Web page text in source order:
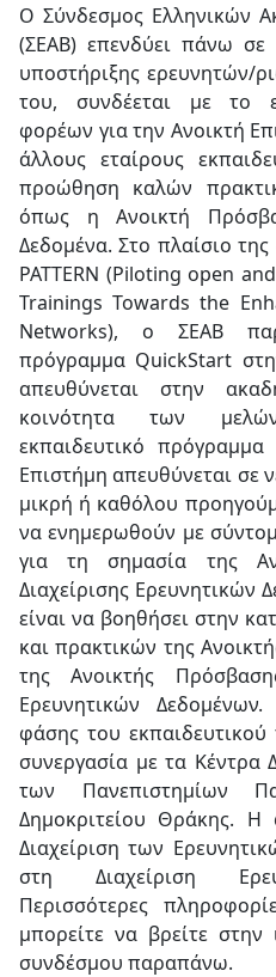
Ο Σύνδεσμος Ελληνικών
(ΣΕΑΒ) επενδύει πάνω σε
υποστήριξης ερευνητών/
του, συνδέεται με το
φορέων για την Ανοικτή
άλλους εταίρους
προώθηση καλών
όπως η Ανοικτή
Δεδομένα. Στο πλαίσιο
PATTERN (Piloting open
Trainings Towards the
Networks), ο ΣΕΑΒ
πρόγραμμα QuickStart
απευθύνεται στην
κοινότητα των
εκπαιδευτικό
Επιστήμη απευθύνεται σε
μικρή ή καθόλου
να ενημερωθούν με
για τη σημασία της
Διαχείρισης Ερευνητικών
είναι να βοηθήσει στην
και πρακτικών της
της Ανοικτής
Ερευνητικών
φάσης του εκπαιδευτικού
συνεργασία με τα Κέντρα
των Πανεπιστημίων
Δημοκριτείου Θράκης. Η
Διαχείριση των
στη Διαχείριση
Περισσότερες
μπορείτε να βρείτε στην
συνδέσμου παραπάνω.